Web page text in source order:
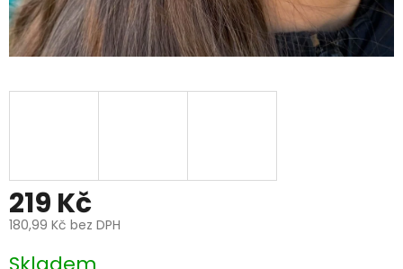
219 Kč
180,99 Kč bez DPH
Měrná